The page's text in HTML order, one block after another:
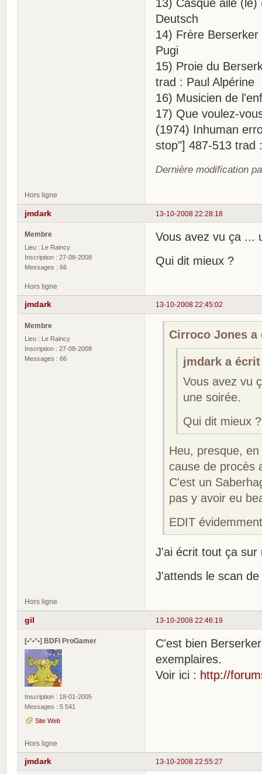
13) Casque ailé
Deutsch
14) Frère
Pugi
15) Proie du
trad : Paul Alpérine
16) Musicien de
17) Que voulez-
(1974) Inhuman
stop"] 487-513 trad
Dernière modification
Hors ligne
13-10-2008 22:28:18
jmdark
Membre
Lieu : Le Raincy
Inscription : 27-08-2008
Messages : 66
Vous avez vu ça ...
Qui dit mieux ?
Hors ligne
13-10-2008 22:45:02
jmdark
Membre
Lieu : Le Raincy
Inscription : 27-08-2008
Messages : 66
Cirroco Jones a
jmdark a
Vous avez vu
une soirée.
Qui dit mieux ?
Heu, presque,
cause de procès
C'est un
pas y avoir eu
EDIT
J'ai écrit tout ça sur
J'attends le scan
Hors ligne
13-10-2008 22:46:19
gil
[•°•°•] BDFI ProGamer
Inscription : 18-01-2005
Messages : 5 541
Site Web
C'est bien
exemplaires.
Voir ici : http://
Hors ligne
13-10-2008 22:55:27
jmdark